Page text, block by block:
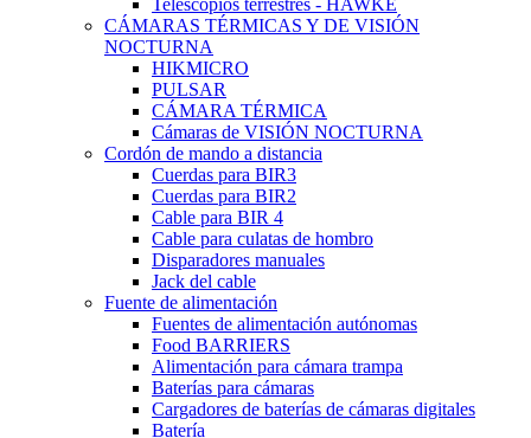
Telescopios terrestres - HAWKE
CÁMARAS TÉRMICAS Y DE VISIÓN
NOCTURNA
HIKMICRO
PULSAR
CÁMARA TÉRMICA
Cámaras de VISIÓN NOCTURNA
Cordón de mando a distancia
Cuerdas para BIR3
Cuerdas para BIR2
Cable para BIR 4
Cable para culatas de hombro
Disparadores manuales
Jack del cable
Fuente de alimentación
Fuentes de alimentación autónomas
Food BARRIERS
Alimentación para cámara trampa
Baterías para cámaras
Cargadores de baterías de cámaras digitales
Batería